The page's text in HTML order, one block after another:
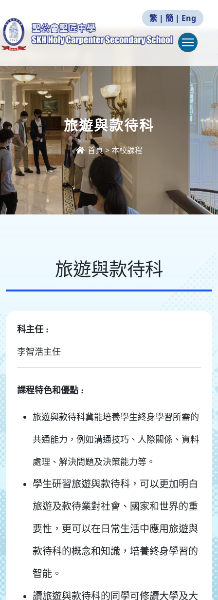
繁 | 簡 | Eng
旅遊與款待科
首頁> 本校課程
旅遊與款待科
科主任 :
李智浩主任
課程特色和優點 :
旅遊與款待科冀能培養學生終身學習所需的
共通能力，例如溝通技巧、人際關係、資料
處理、解決問題及決策能力等。
學生研習旅遊與款待科，可以更加明白
旅遊及款待業對社會、國家和世界的重
要性，更可以在日常生活中應用旅遊與
款待科的概念和知識，培養終身學習的
智能。
讀旅遊與款待科的同學可修讀大學及大